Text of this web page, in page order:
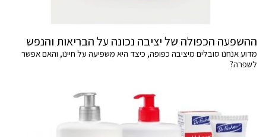
ההשפעה הכפולה של יציבה נכונה על הבריאות והנפש
מדוע אנחנו סובלים מיציבה כפופה, כיצד היא משפיעה על חיינו, והאם אפשר
לשפרה?